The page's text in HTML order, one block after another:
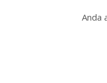
Anda